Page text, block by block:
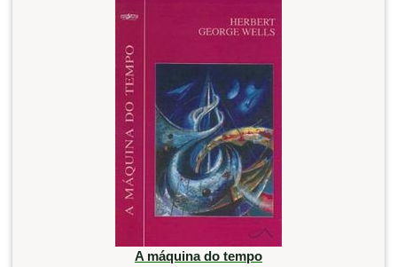
A máquina do tempo